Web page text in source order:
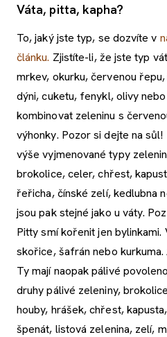
Váta, pitta, kapha?
To, jaký jste typ, se dozvíte v
článku. Zjistíte-li, že jste typ
mrkev, okurku, červenou
dýni, cuketu, fenykl, olivy
kombinovat zeleninu s
výhonky. Pozor si dejte na
výše vyjmenované typy
brokolice, celer, chřest,
řeřicha, čínské zelí, kedlubna
jsou pak stejné jako u váty.
Pitty smí kořenit jen bylinkami.
skořice, šafrán nebo
Ty mají naopak pálivé
druhy pálivé zeleniny,
houby, hrášek, chřest,
špenát, listová zelenina, zelí,